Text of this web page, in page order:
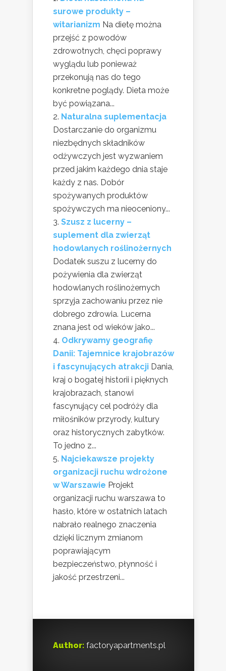
surowe produkty –
witarianizm Na dietę można
przejść z powodów
zdrowotnych, chęci poprawy
wyglądu lub ponieważ
przekonują nas do tego
konkretne poglądy. Dieta może
być powiązana...
Naturalna suplementacja
Dostarczanie do organizmu
niezbędnych składników
odżywczych jest wyzwaniem
przed jakim każdego dnia staje
każdy z nas. Dobór
spożywanych produktów
spożywczych ma nieoceniony...
Szusz z lucerny –
suplement dla zwierząt
hodowlanych roślinożernych
Dodatek suszu z lucerny do
pożywienia dla zwierząt
hodowlanych roślinożernych
sprzyja zachowaniu przez nie
dobrego zdrowia. Lucerna
znana jest od wieków jako...
Odkrywamy geografię
Danii: Tajemnice krajobrazów
i fascynujących atrakcji Dania,
kraj o bogatej historii i pięknych
krajobrazach, stanowi
fascynujący cel podróży dla
miłośników przyrody, kultury
oraz historycznych zabytków.
To jedno z...
Najciekawsze projekty
organizacji ruchu wdrożone
w Warszawie Projekt
organizacji ruchu warszawa to
hasło, które w ostatnich latach
nabrało realnego znaczenia
dzięki licznym zmianom
poprawiającym
bezpieczeństwo, płynność i
jakość przestrzeni...
Author: factoryapartments.pl